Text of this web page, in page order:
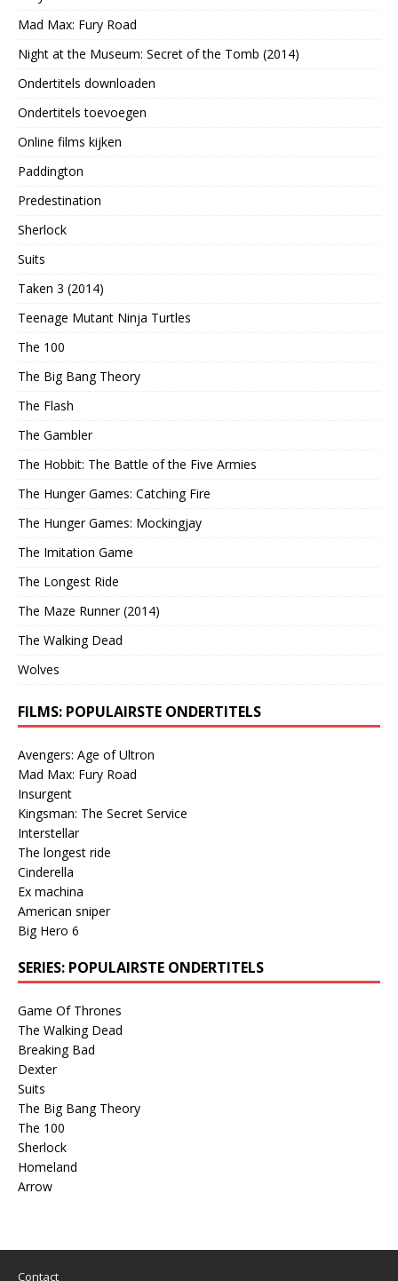
Mad Max: Fury Road
Night at the Museum: Secret of the Tomb (2014)
Ondertitels downloaden
Ondertitels toevoegen
Online films kijken
Paddington
Predestination
Sherlock
Suits
Taken 3 (2014)
Teenage Mutant Ninja Turtles
The 100
The Big Bang Theory
The Flash
The Gambler
The Hobbit: The Battle of the Five Armies
The Hunger Games: Catching Fire
The Hunger Games: Mockingjay
The Imitation Game
The Longest Ride
The Maze Runner (2014)
The Walking Dead
Wolves
FILMS: POPULAIRSTE ONDERTITELS
Avengers: Age of Ultron
Mad Max: Fury Road
Insurgent
Kingsman: The Secret Service
Interstellar
The longest ride
Cinderella
Ex machina
American sniper
Big Hero 6
SERIES: POPULAIRSTE ONDERTITELS
Game Of Thrones
The Walking Dead
Breaking Bad
Dexter
Suits
The Big Bang Theory
The 100
Sherlock
Homeland
Arrow
Contact